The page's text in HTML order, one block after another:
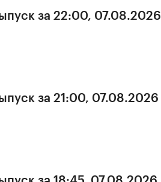
за 22:00, 07.08.2026
за 21:00, 07.08.2026